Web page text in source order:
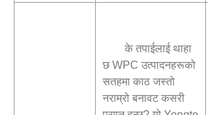
के तपाईलाई थाहा
छ WPC उत्पादनहरूको
सतहमा काठ जस्तो
नराम्रो बनावट कसरी